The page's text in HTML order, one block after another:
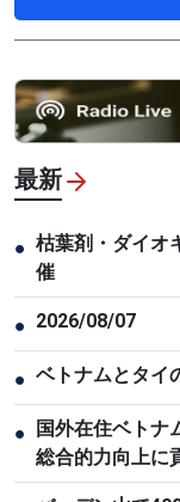
最新
● 枯葉剤・ダイオ
催
● 2026/08/07
● ベトナムとタイ
●
国外在住ベトナ
総合的力向上に